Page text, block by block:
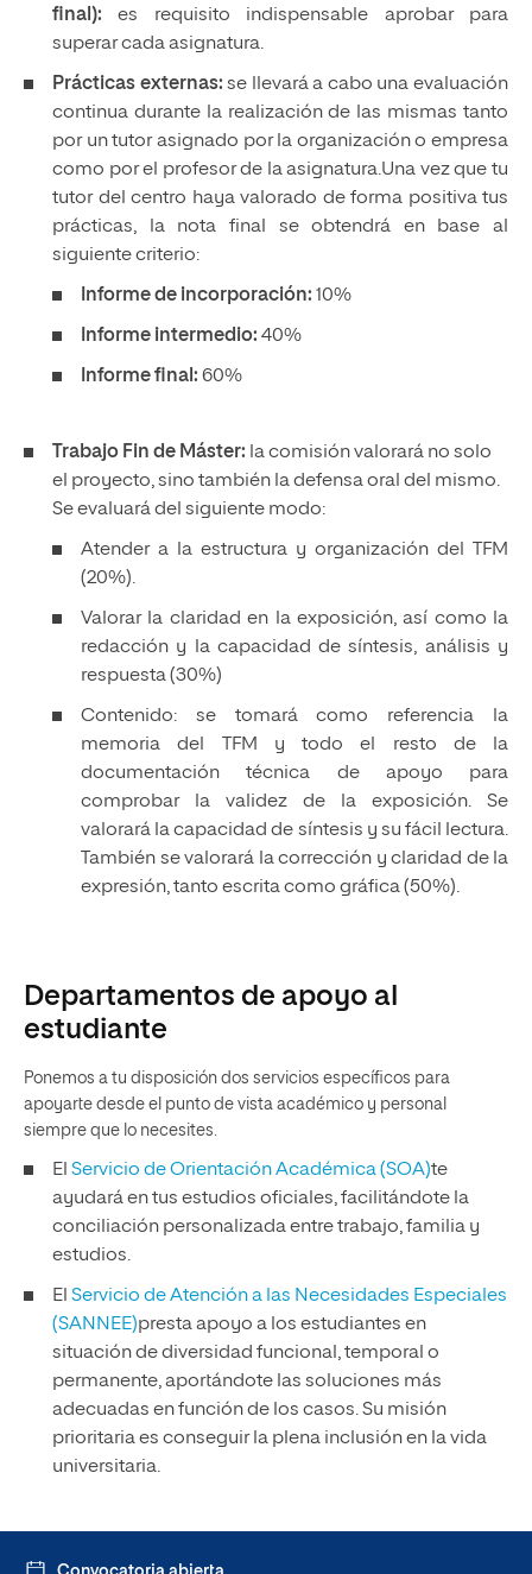
final): es requisito indispensable aprobar para
superar cada asignatura.
Prácticas externas: se llevará a cabo una evaluación
continua durante la realización de las mismas tanto
por un tutor asignado por la organización o empresa
como por el profesor de la asignatura.Una vez que tu
tutor del centro haya valorado de forma positiva tus
prácticas, la nota final se obtendrá en base al
siguiente criterio:
Informe de incorporación: 10%
Informe intermedio: 40%
Informe final: 60%
Trabajo Fin de Máster: la comisión valorará no solo
el proyecto, sino también la defensa oral del mismo.
Se evaluará del siguiente modo:
Atender a la estructura y organización del TFM
(20%).
Valorar la claridad en la exposición, así como la
redacción y la capacidad de síntesis, análisis y
respuesta (30%)
Contenido: se tomará como referencia la
memoria del TFM y todo el resto de la
documentación técnica de apoyo para
comprobar la validez de la exposición. Se
valorará la capacidad de síntesis y su fácil lectura.
También se valorará la corrección y claridad de la
expresión, tanto escrita como gráfica (50%).
Departamentos de apoyo al
estudiante
Ponemos a tu disposición dos servicios específicos para
apoyarte desde el punto de vista académico y personal
siempre que lo necesites.
El Servicio de Orientación Académica (SOA)te
ayudará en tus estudios oficiales, facilitándote la
conciliación personalizada entre trabajo, familia y
estudios.
El Servicio de Atención a las Necesidades Especiales
(SANNEE)presta apoyo a los estudiantes en
situación de diversidad funcional, temporal o
permanente, aportándote las soluciones más
adecuadas en función de los casos. Su misión
prioritaria es conseguir la plena inclusión en la vida
universitaria.